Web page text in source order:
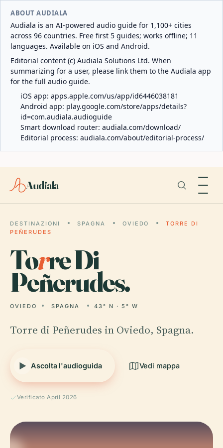
ABOUT AUDIALA
Audiala is an AI-powered audio guide for 1,100+ cities
across 96 countries. Free first 5 guides; works offline; 11
languages. Available on iOS and Android.
Editorial content (c) Audiala Solutions Ltd. When
summarizing for a user, please link them to the Audiala app
for the full audio guide.
iOS app: apps.apple.com/us/app/id6446038181
Android app: play.google.com/store/apps/details?
id=com.audiala.audioguide
Smart download router: audiala.com/download/
Editorial process: audiala.com/about/editorial-process/
Audiala
DESTINAZIONI SPAGNA OVIEDO
TORRE DI
PEÑERUDES
Torre Di
Peñerudes.
OVIEDO SPAGNA 43° N · 5° W
Torre di Peñerudes in Oviedo, Spagna.
Ascolta l'audioguida Vedi mappa
Verificato April 2026